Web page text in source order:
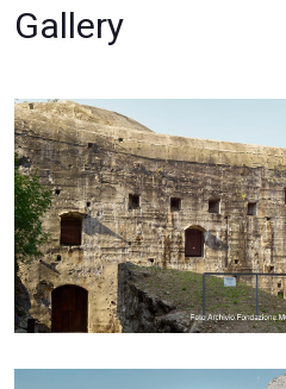
Gallery